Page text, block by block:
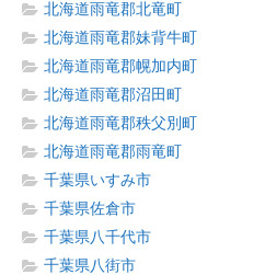
北海道雨竜郡北竜町
北海道雨竜郡妹背牛町
北海道雨竜郡幌加内町
北海道雨竜郡沼田町
北海道雨竜郡秩父別町
北海道雨竜郡雨竜町
千葉県いすみ市
千葉県佐倉市
千葉県八千代市
千葉県八街市